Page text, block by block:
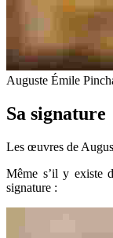
Auguste Émile
Sa signature
Les œuvres de
Même s’il y existe
signature :